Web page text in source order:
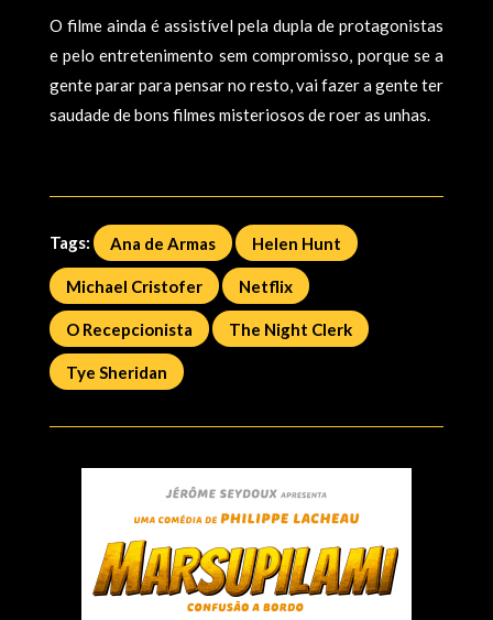
O filme ainda é assistível pela dupla de protagonistas
e pelo entretenimento sem compromisso, porque se a
gente parar para pensar no resto, vai fazer a gente ter
saudade de bons filmes misteriosos de roer as unhas.
Tags: Ana de Armas Helen Hunt
Michael Cristofer Netflix
O Recepcionista The Night Clerk
Tye Sheridan